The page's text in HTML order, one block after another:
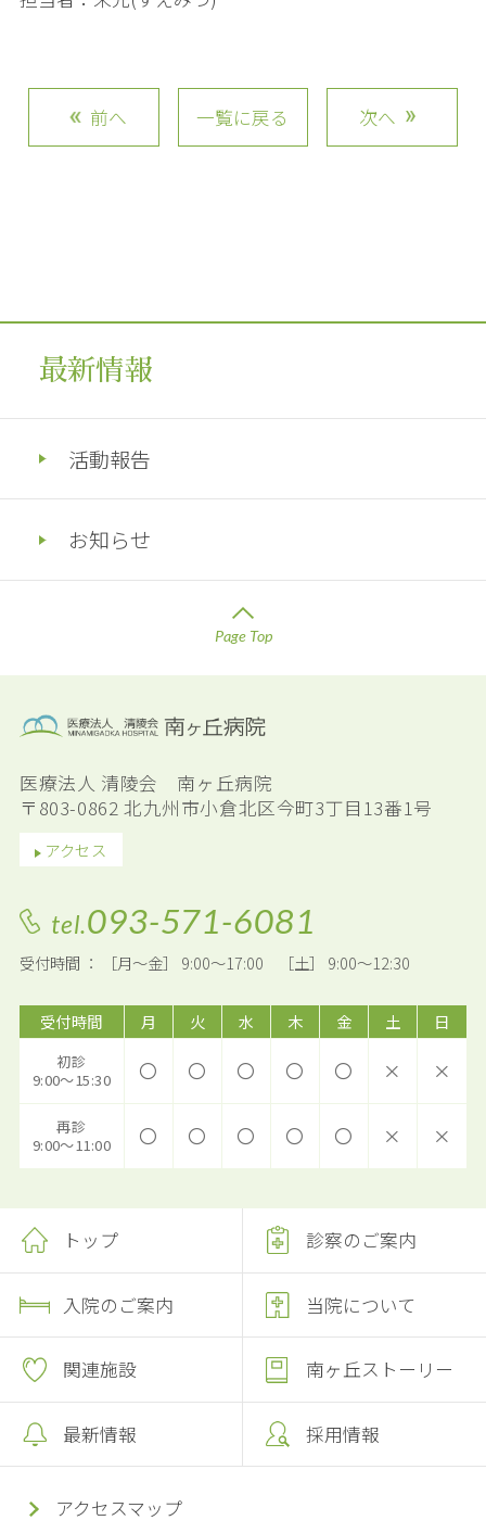
前へ 一覧に戻る 次へ
最新情報
活動報告
お知らせ
Page Top
医療法人 清陵会 南ヶ丘病院
〒803-0862 北九州市小倉北区今町3丁目13番1号
アクセス
tel.093-571-6081
受付時間 ： ［月～金］ 9:00～17:00 ［土］ 9:00～12:30
受付時間 月 火 水 木 金 土 日
初診
9:00～15:30
〇 〇 〇 〇 〇 × ×
再診
9:00～11:00
〇 〇 〇 〇 〇 × ×
トップ 診察のご案内
入院のご案内 当院について
関連施設 南ヶ丘ストーリー
最新情報 採用情報
アクセスマップ